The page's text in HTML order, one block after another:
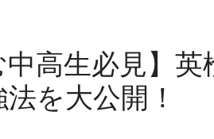
中高生必見】英
を大公開！